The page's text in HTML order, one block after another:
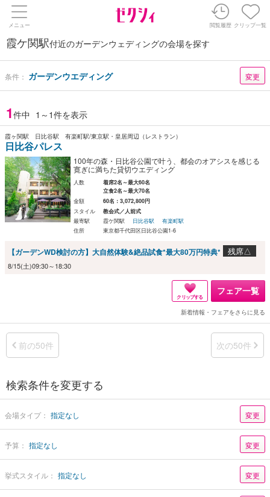
メニュー 閲覧履歴 クリップ一覧
霞ケ関駅付近のガーデンウェディングの会場を探す
条件： ガーデンウエディング 変更
1件中 1～1件を表示
霞ヶ関駅 日比谷駅 有楽町駅/東京駅・皇居周辺（レストラン）
日比谷パレス
100年の森・日比谷公園で叶う、都会のオアシスを感じる
寛ぎに満ちた貸切ウエディング
人数
着席2名～最大60名
立食2名～最大70名
金額
60名：3,072,800円
スタイル
教会式／人前式
最寄駅
霞ケ関駅 日比谷駅
有楽町駅
住所
東京都千代田区日比谷公園1-6
【ガーデンWD検討の方】大自然体験&絶品試食*最大80万円特典* 残席△
8/15(土)09:30～18:30
クリップする
フェア一覧
新着情報・フェアをさらに見る
前の50件 次の50件
検索条件を変更する
会場タイプ： 指定なし 変更
予算： 指定なし 変更
挙式スタイル： 指定なし 変更